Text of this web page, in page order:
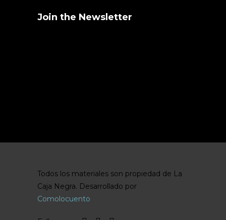
Join the Newsletter
Todos los materiales son propiedad de La
Caja Negra. Desarrollado por
Comolocuento